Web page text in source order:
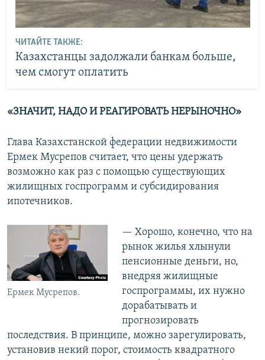
ЧИТАЙТЕ ТАКЖЕ:
Казахстанцы задолжали банкам больше,
чем смогут оплатить
«ЗНАЧИТ, НАДО И РЕАГИРОВАТЬ НЕРЫНОЧНО»
Глава Казахстанской федерации недвижимости
Ермек Мусрепов считает, что цены удержать
возможно как раз с помощью существующих
жилищных госпрограмм и субсидирования
ипотечников.
Ермек Мусрепов.
— Хорошо, конечно, что на
рынок жилья хлынули
пенсионные деньги, но,
внедряя жилищные
госпрограммы, их нужно
дорабатывать и
прогнозировать
последствия. В принципе, можно зарегулировать,
установив некий порог, стоимость квадратного